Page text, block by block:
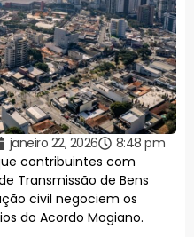
janeiro 22, 2026
8:48 pm
contribuintes com
Transmissão de Bens
civil negociem os
do Acordo Mogiano.